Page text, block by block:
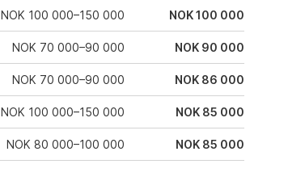
NOK 100 000–150 000 NOK 100 000
NOK 70 000–90 000 NOK 90 000
NOK 70 000–90 000 NOK 86 000
NOK 100 000–150 000 NOK 85 000
NOK 80 000–100 000 NOK 85 000